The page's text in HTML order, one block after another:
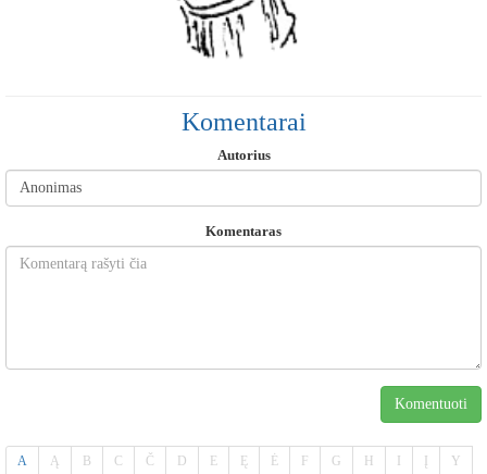
Komentarai
Autorius
Komentaras
Komentuoti
A Ą B C Č D E Ę Ė F G H Y